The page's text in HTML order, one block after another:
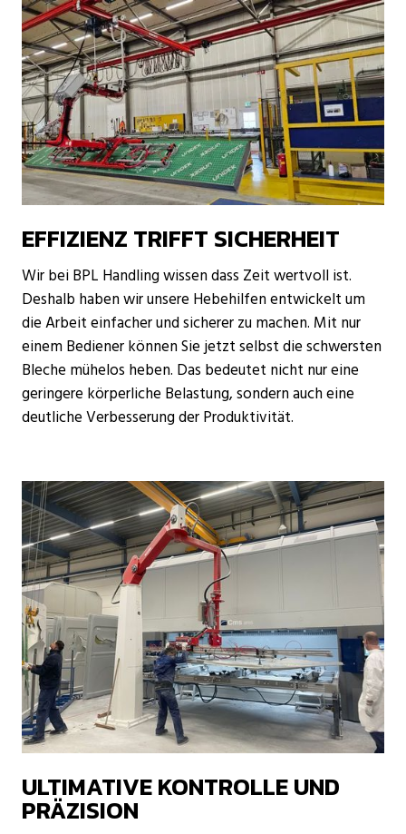
EFFIZIENZ TRIFFT SICHERHEIT
Wir bei BPL Handling wissen dass Zeit wertvoll ist.
Deshalb haben wir unsere Hebehilfen entwickelt um
die Arbeit einfacher und sicherer zu machen. Mit nur
einem Bediener können Sie jetzt selbst die schwersten
Bleche mühelos heben. Das bedeutet nicht nur eine
geringere körperliche Belastung, sondern auch eine
deutliche Verbesserung der Produktivität.
ULTIMATIVE KONTROLLE UND
PRÄZISION